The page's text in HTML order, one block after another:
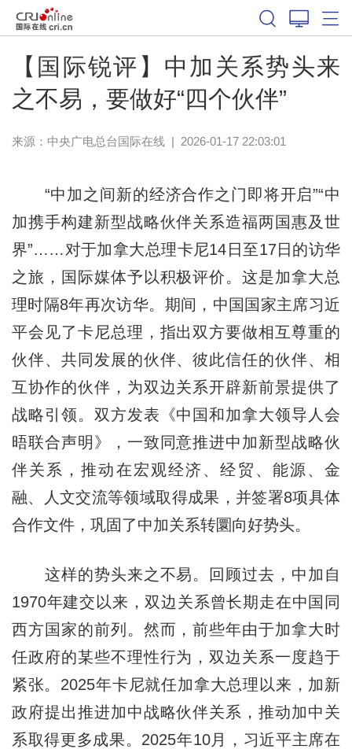
【国际锐评】中加关系势头来
之不易，要做好“四个伙伴”
来源：中央广电总台国际在线| 2026-01-17 22:03:01
“中加之间新的经济合作之门即将开启”“中
加携手构建新型战略伙伴关系造福两国惠及世
界”……对于加拿大总理卡尼14日至17日的访华
之旅，国际媒体予以积极评价。这是加拿大总
理时隔8年再次访华。期间，中国国家主席习近
平会见了卡尼总理，指出双方要做相互尊重的
伙伴、共同发展的伙伴、彼此信任的伙伴、相
互协作的伙伴，为双边关系开辟新前景提供了
战略引领。双方发表《中国和加拿大领导人会
晤联合声明》，一致同意推进中加新型战略伙
伴关系，推动在宏观经济、经贸、能源、金
融、人文交流等领域取得成果，并签署8项具体
合作文件，巩固了中加关系转圜向好势头。
这样的势头来之不易。回顾过去，中加自
1970年建交以来，双边关系曾长期走在中国同
西方国家的前列。然而，前些年由于加拿大时
任政府的某些不理性行为，双边关系一度趋于
紧张。2025年卡尼就任加拿大总理以来，加新
政府提出推进加中战略伙伴关系，推动加中关
系取得更多成果。2025年10月，习近平主席在